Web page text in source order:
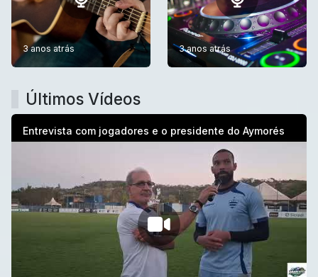
3 anos atrás 3 anos atrás
Últimos Vídeos
Entrevista com jogadores e o presidente do Aymorés